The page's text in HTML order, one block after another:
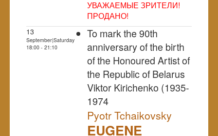
УВАЖАЕМЫЕ ЗРИТЕЛИ!
ПРОДАНО!
13
September|Saturday
18:00 - 21:10
To mark the 90th
anniversary of the birth
of the Honoured Artist of
the Republic of Belarus
Viktor Kirichenko (1935-
1974
Pyotr Tchaikovsky
EUGENE